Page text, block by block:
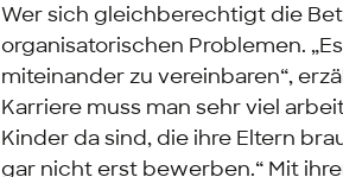
Wer sich gleichberechtigt die
organisatorischen Problemen.
miteinander zu vereinbaren“,
Karriere muss man sehr viel
Kinder da sind, die ihre Eltern
gar nicht erst bewerben.“ Mit